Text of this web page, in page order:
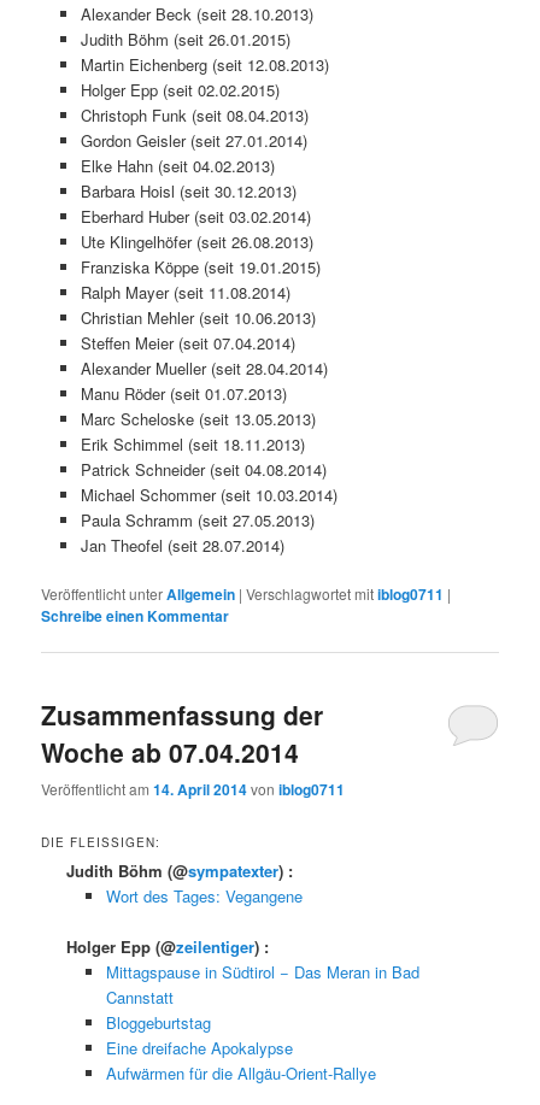
Alexander Beck (seit 28.10.2013)
Judith Böhm (seit 26.01.2015)
Martin Eichenberg (seit 12.08.2013)
Holger Epp (seit 02.02.2015)
Christoph Funk (seit 08.04.2013)
Gordon Geisler (seit 27.01.2014)
Elke Hahn (seit 04.02.2013)
Barbara Hoisl (seit 30.12.2013)
Eberhard Huber (seit 03.02.2014)
Ute Klingelhöfer (seit 26.08.2013)
Franziska Köppe (seit 19.01.2015)
Ralph Mayer (seit 11.08.2014)
Christian Mehler (seit 10.06.2013)
Steffen Meier (seit 07.04.2014)
Alexander Mueller (seit 28.04.2014)
Manu Röder (seit 01.07.2013)
Marc Scheloske (seit 13.05.2013)
Erik Schimmel (seit 18.11.2013)
Patrick Schneider (seit 04.08.2014)
Michael Schommer (seit 10.03.2014)
Paula Schramm (seit 27.05.2013)
Jan Theofel (seit 28.07.2014)
Veröffentlicht unterAllgemein |Verschlagwortet mitiblog0711 |
Schreibe einen Kommentar
Zusammenfassung der
Woche ab 07.04.2014
Veröffentlicht am14. April 2014voniblog0711
DIE FLEISSIGEN:
Judith Böhm(@sympatexter) :
Wort des Tages: Vegangene
Holger Epp(@zeilentiger) :
Mittagspause in Südtirol − Das Meran in Bad
Cannstatt
Bloggeburtstag
Eine dreifache Apokalypse
Aufwärmen für die Allgäu-Orient-Rallye